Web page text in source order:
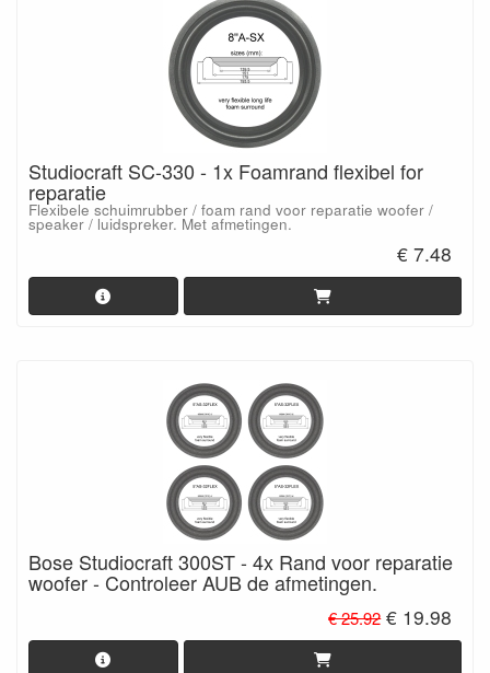
Studiocraft SC-330 - 1x Foamrand flexibel for
reparatie
Flexibele schuimrubber / foam rand voor reparatie woofer /
speaker / luidspreker. Met afmetingen.
€ 7.48
Bose Studiocraft 300ST - 4x Rand voor reparatie
woofer - Controleer AUB de afmetingen.
€ 25.92 € 19.98